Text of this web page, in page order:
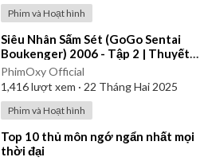
Phim và Hoạt hình
⁣Siêu Nhân Sấm Sét (GoGo Sentai
Boukenger) 2006 - Tập 2 | Thuyết
Minh
PhimOxy Official
1,416lượt xem · 22 Tháng Hai 2025
Phim và Hoạt hình
⁣Top 10 thủ môn ngớ ngẩn nhất mọi
thời đại